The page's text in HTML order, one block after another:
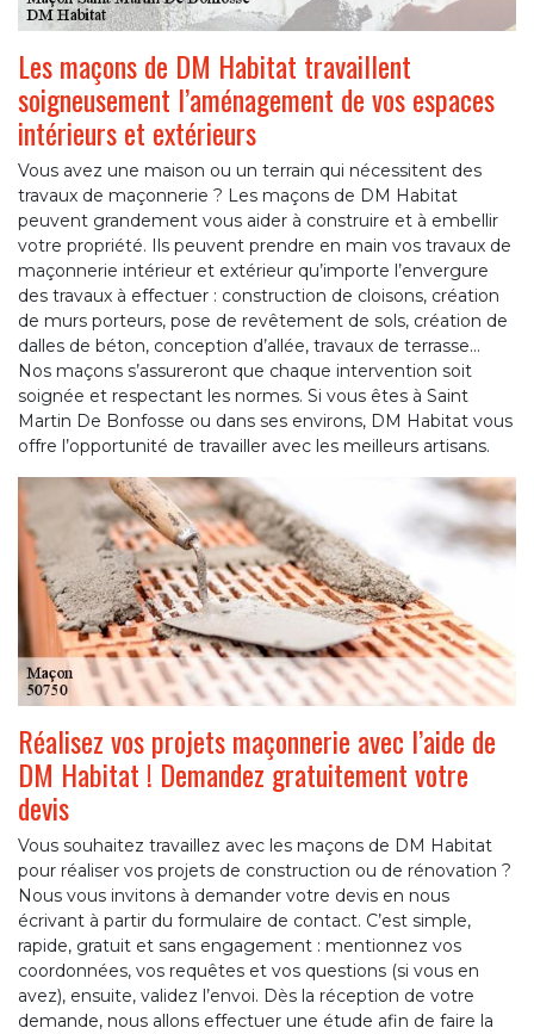
Les maçons de DM Habitat travaillent
soigneusement l’aménagement de vos espaces
intérieurs et extérieurs
Vous avez une maison ou un terrain qui nécessitent des
travaux de maçonnerie ? Les maçons de DM Habitat
peuvent grandement vous aider à construire et à embellir
votre propriété. Ils peuvent prendre en main vos travaux de
maçonnerie intérieur et extérieur qu’importe l’envergure
des travaux à effectuer : construction de cloisons, création
de murs porteurs, pose de revêtement de sols, création de
dalles de béton, conception d’allée, travaux de terrasse…
Nos maçons s’assureront que chaque intervention soit
soignée et respectant les normes. Si vous êtes à Saint
Martin De Bonfosse ou dans ses environs, DM Habitat vous
offre l’opportunité de travailler avec les meilleurs artisans.
Réalisez vos projets maçonnerie avec l’aide de
DM Habitat ! Demandez gratuitement votre
devis
Vous souhaitez travaillez avec les maçons de DM Habitat
pour réaliser vos projets de construction ou de rénovation ?
Nous vous invitons à demander votre devis en nous
écrivant à partir du formulaire de contact. C’est simple,
rapide, gratuit et sans engagement : mentionnez vos
coordonnées, vos requêtes et vos questions (si vous en
avez), ensuite, validez l’envoi. Dès la réception de votre
demande, nous allons effectuer une étude afin de faire la